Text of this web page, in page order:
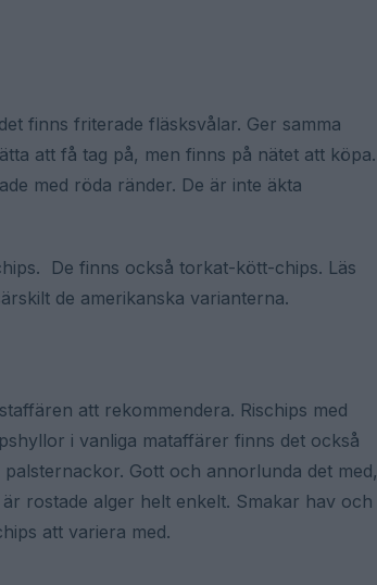
finns friterade fläsksvålar. Ger samma
att få tag på, men finns på nätet att köpa.
med röda ränder. De är inte äkta
De finns också torkat-kött-chips. Läs
de amerikanska varianterna.
att rekommendera. Rischips med
i vanliga mataffärer finns det också
Gott och annorlunda det med,
rostade alger helt enkelt. Smakar hav och
att variera med.